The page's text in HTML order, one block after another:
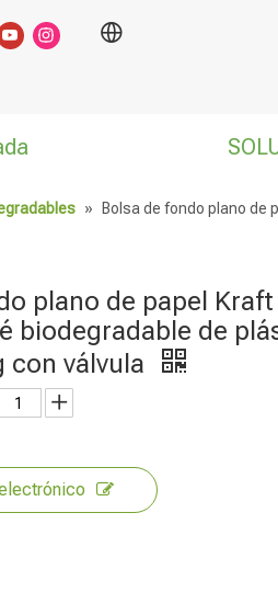
»
Bolsa de fondo plano de
plano de papel Kraft
biodegradable de
con válvula